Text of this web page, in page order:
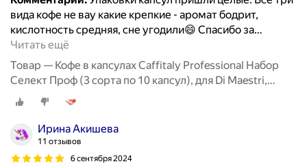
вида кофе не вау какие крепкие - аромат бодрит,
кислотность средняя, сне угодили😄 Спасибо за…
Читать ещё
Товар — Кофе в капсулах Caffitaly Professional Набор
Селект Проф (3 сорта по 10 капсул), для Di Maestri,
Caffitaly, Paulig, Tchibo Cafissimo
Ирина Акишева
11 отзывов
6 сентября 2024